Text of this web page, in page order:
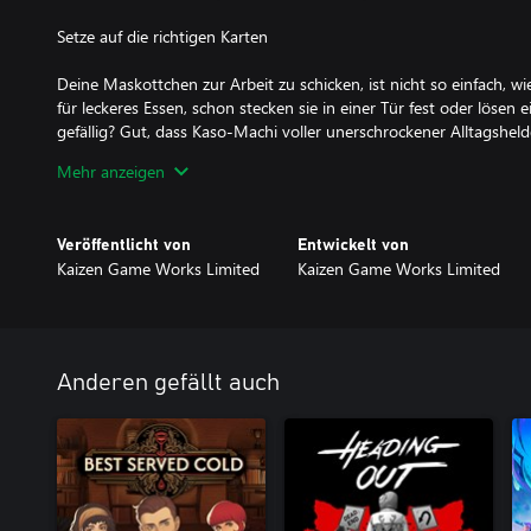
Setze auf die richtigen Karten
Deine Maskottchen zur Arbeit zu schicken, ist nicht so einfach,
für leckeres Essen, schon stecken sie in einer Tür fest oder lösen
gefällig? Gut, dass Kaso-Machi voller unerschrockener
liebenswerten Stadtoriginale wie Captain Schild, Japans einziger
Fahre mit deinem verbesserbaren Kei-Truck durch die Stadt
seine Maskottchen – er ist mit seinem rostigen (aber
schicke kleine Gefährt mag aussehen wie ein Schrotthaufen, aber
verfügt es über Nitro-Boosts, Gleitflügel und sogar die Fähigkeit,
Maskottchen-Assistentin Pinky☆ wie eine Rakete abzufeuern.
seltsame, vergessene Stadt, schalte Sammelgegenstände frei
hätte gedacht, dass in dieser feindseligen Stadt ausgerechnet
würde?!
Mehr anzeigen
Veröffentlicht von
Kaizen Game Works Limited
Entwickelt von
Kaizen Game Works Limited
Anderen gefällt auch